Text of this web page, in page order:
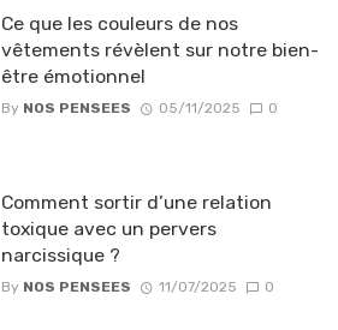
Ce que les couleurs de nos
vêtements révèlent sur notre bien-
être émotionnel
By NOS PENSEES 05/11/2025 0
Comment sortir d’une relation
toxique avec un pervers
narcissique ?
By NOS PENSEES 11/07/2025 0